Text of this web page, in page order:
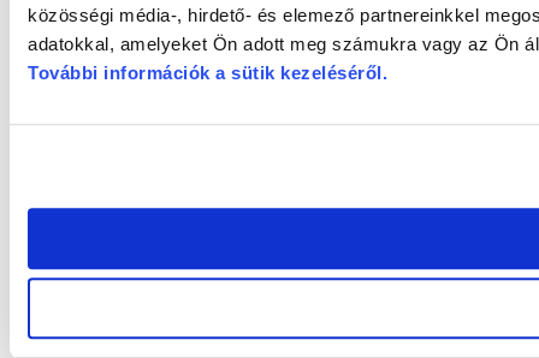
közösségi média-, hirdető- és elemező partnereinkkel
adatokkal, amelyeket Ön adott meg számukra vagy az Ön
További információk a sütik kezeléséről.